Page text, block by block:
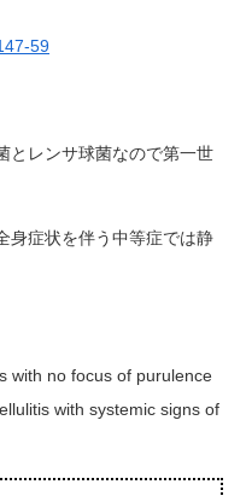
59
とレンサ球菌なので第一世
身症状を伴う中等症では静
with no focus of purulence
with systemic signs of